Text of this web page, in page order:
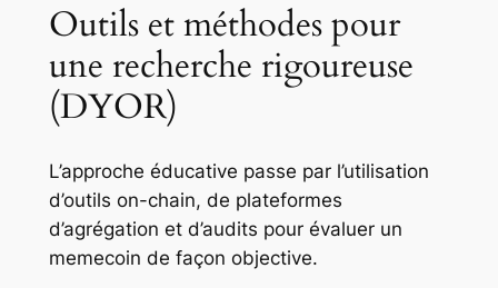
Outils et méthodes pour
une recherche rigoureuse
(DYOR)
L’approche éducative passe par l’utilisation
d’outils on-chain, de plateformes
d’agrégation et d’audits pour évaluer un
memecoin de façon objective.